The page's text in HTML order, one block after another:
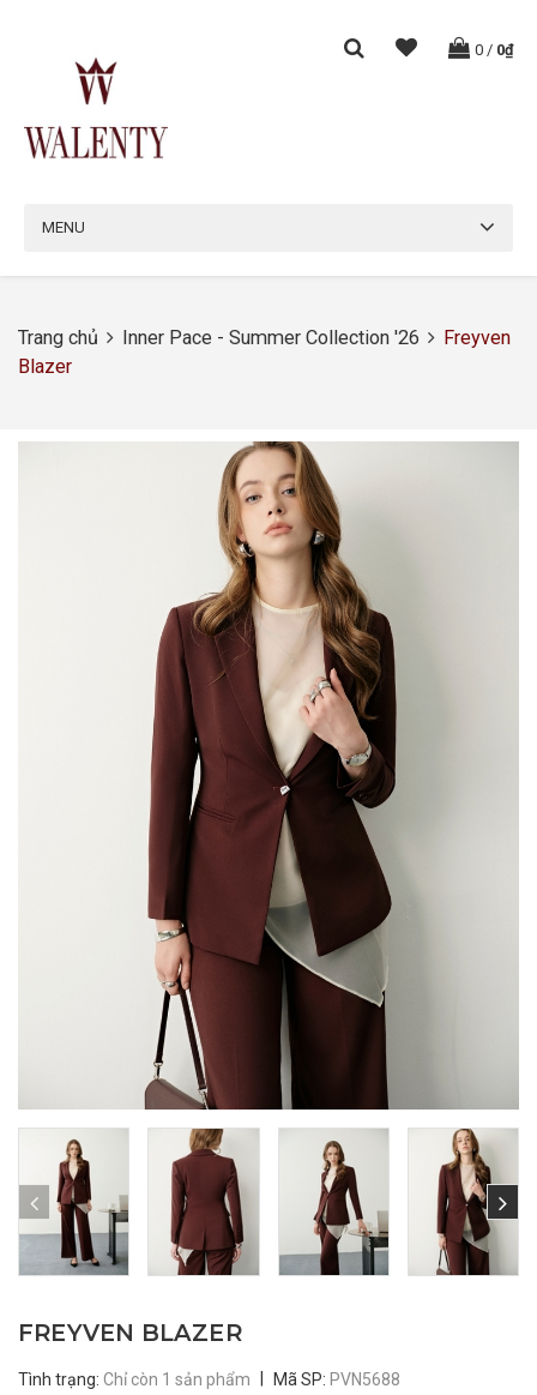
0 / 0₫
MENU
Trang chủ Inner Pace - Summer Collection '26
Freyven
Blazer
FREYVEN BLAZER
Tình trạng: Chỉ còn 1 sản phẩm Mã SP: PVN5688